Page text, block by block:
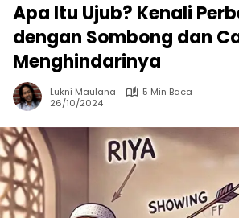
Apa Itu Ujub? Kenali
dengan Sombong dan
Menghindarinya
Lukni Maulana
5 Min Baca
26/10/2024